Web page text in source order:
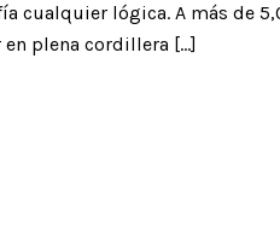
cualquier lógica. A más de
plena cordillera […]